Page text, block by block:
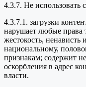
4.3.7. Не использовать
4.3.7.1. загрузки
нарушает любые права
жестокость,
национальному,
признакам; содержит
оскорбления в адрес
власти.